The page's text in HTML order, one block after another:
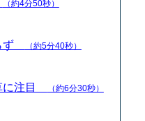
（約4分50秒）
ず （約5分40秒）
に注目 （約6分30秒）